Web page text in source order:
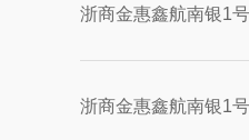
浙商金惠鑫航南银1
浙商金惠鑫航南银1